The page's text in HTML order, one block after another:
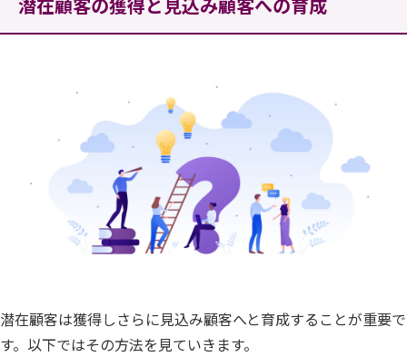
潜在顧客は獲得しさらに見込み顧客へと育成することが重要で
す。以下ではその方法を見ていきます。